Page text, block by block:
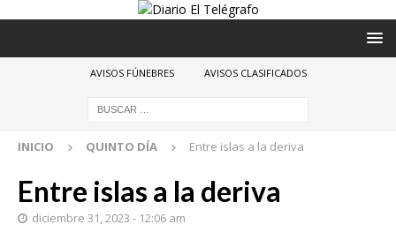
AVISOS FÚNEBRES AVISOS CLASIFICADOS
INICIO QUINTO DÍA Entre islas a la deriva
Entre islas a la deriva
diciembre 31, 2023 - 12:06 am